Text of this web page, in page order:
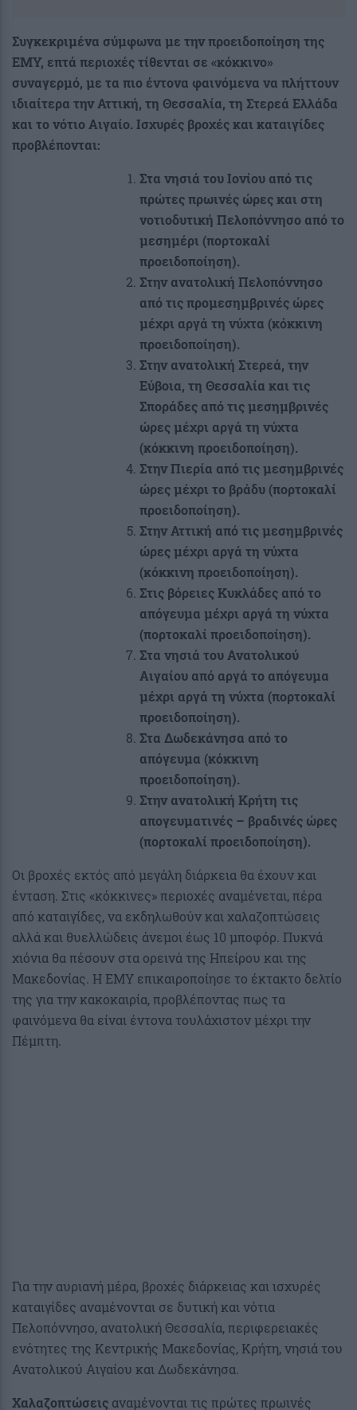
Συγκεκριμένα σύμφωνα με την προειδοποίηση της
ΕΜΥ, επτά περιοχές τίθενται σε «κόκκινο»
συναγερμό, με τα πιο έντονα φαινόμενα να πλήττουν
ιδιαίτερα την Αττική, τη Θεσσαλία, τη Στερεά Ελλάδα
και το νότιο Αιγαίο. Ισχυρές βροχές και καταιγίδες
προβλέπονται:
Στα νησιά του Ιονίου από τις
πρώτες πρωινές ώρες και στη
νοτιοδυτική Πελοπόννησο από το
μεσημέρι (πορτοκαλί
προειδοποίηση).
Στην ανατολική Πελοπόννησο
από τις προμεσημβρινές ώρες
μέχρι αργά τη νύχτα (κόκκινη
προειδοποίηση).
Στην ανατολική Στερεά, την
Εύβοια, τη Θεσσαλία και τις
Σποράδες από τις μεσημβρινές
ώρες μέχρι αργά τη νύχτα
(κόκκινη προειδοποίηση).
Στην Πιερία από τις μεσημβρινές
ώρες μέχρι το βράδυ (πορτοκαλί
προειδοποίηση).
Στην Αττική από τις μεσημβρινές
ώρες μέχρι αργά τη νύχτα
(κόκκινη προειδοποίηση).
Στις βόρειες Κυκλάδες από το
απόγευμα μέχρι αργά τη νύχτα
(πορτοκαλί προειδοποίηση).
Στα νησιά του Ανατολικού
Αιγαίου από αργά το απόγευμα
μέχρι αργά τη νύχτα (πορτοκαλί
προειδοποίηση).
Στα Δωδεκάνησα από το
απόγευμα (κόκκινη
προειδοποίηση).
Στην ανατολική Κρήτη τις
απογευματινές – βραδινές ώρες
(πορτοκαλί προειδοποίηση).
Οι βροχές εκτός από μεγάλη διάρκεια θα έχουν και
ένταση. Στις «κόκκινες» περιοχές αναμένεται, πέρα
από καταιγίδες, να εκδηλωθούν και χαλαζοπτώσεις
αλλά και θυελλώδεις άνεμοι έως 10 μποφόρ. Πυκνά
χιόνια θα πέσουν στα ορεινά της Ηπείρου και της
Μακεδονίας. Η ΕΜΥ επικαιροποίησε το έκτακτο δελτίο
της για την κακοκαιρία, προβλέποντας πως τα
φαινόμενα θα είναι έντονα τουλάχιστον μέχρι την
Πέμπτη.
Για την αυριανή μέρα, βροχές διάρκειας και ισχυρές
καταιγίδες αναμένονται σε δυτική και νότια
Πελοπόννησο, ανατολική Θεσσαλία, περιφερειακές
ενότητες της Κεντρικής Μακεδονίας, Κρήτη, νησιά του
Ανατολικού Αιγαίου και Δωδεκάνησα.
Χαλαζοπτώσεις αναμένονται τις πρώτες πρωινές